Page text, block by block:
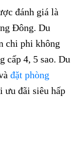
đánh giá là
Đông. Du
chi phi không
cấp 4, 5 sao. Du
đặt phòng
ưu đãi siêu hấp